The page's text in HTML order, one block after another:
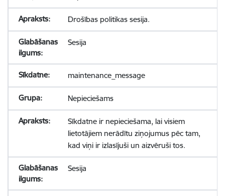
Drošības politikas sesija.
Sesija
maintenance_message
Nepieciešams
Sīkdatne ir nepieciešama, lai visiem
lietotājiem nerādītu ziņojumus pēc tam,
kad viņi ir izlasījuši un aizvēruši tos.
Sesija